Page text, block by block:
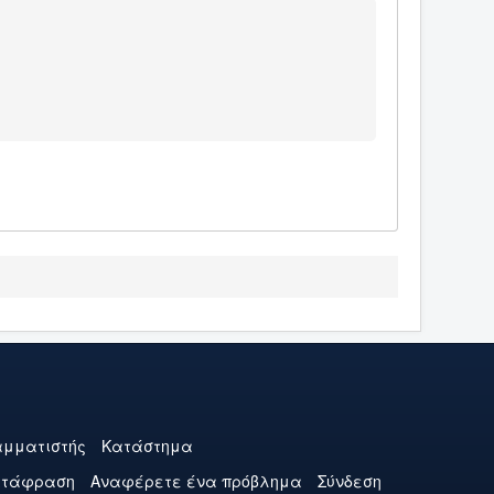
Κατάστημα
Αναφέρετε ένα πρόβλημα Σύνδεση